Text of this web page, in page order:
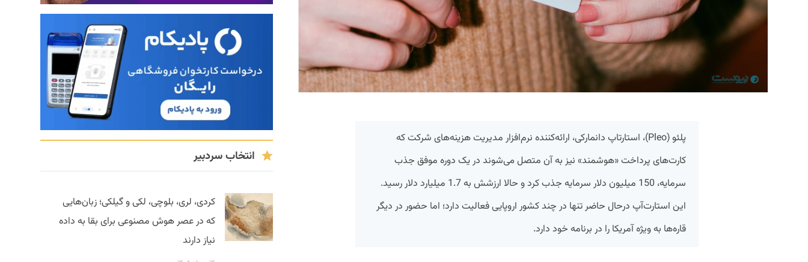
پلئو (Pleo)، استارتاپ دانمارکی، ارائه‌کننده نرم‌افزار مدیریت هزینه‌های شرکت که
کارت‌های پرداخت «هوشمند» نیز به آن متصل می‌شوند در یک دوره موفق جذب
سرمایه، 150 میلیون دلار سرمایه جذب کرد و حالا ارزشش به 1.7 میلیارد دلار رسید.
این استارت‌آپ درحال حاضر تنها در چند کشور اروپایی فعالیت دارد؛ اما حضور در دیگر
قاره‌ها به ویژه آمریکا را در برنامه خود دارد.
انتخاب سردبیر
کردی، لری، بلوچی، لکی و گیلکی؛ زبان‌هایی
که در عصر هوش مصنوعی برای بقا به داده
نیاز دارند